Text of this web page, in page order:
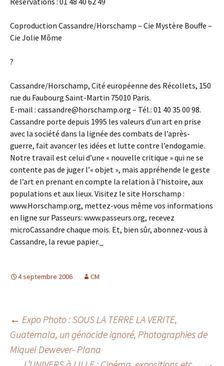
Coproduction Cassandre/Horschamp – Cie Mystère Bouffe –
Cie Jolie Môme
?
Cassandre/Horschamp, Cité européenne des Récollets, 150
rue du Faubourg Saint-Martin 75010 Paris.
E-mail : cassandre@horschamp.org – Tél.: 01 40 35 00 98.
Cassandre porte depuis 1995 les valeurs d’un art en prise
avec la société dans la lignée des combats de l’après-
guerre, fait avancer les idées et lutte contre l’endogamie.
Notre travail est celui d’une « nouvelle critique » qui ne se
contente pas de juger l’« objet », mais appréhende le geste
de l’art en prenant en compte la relation à l’histoire, aux
populations et aux lieux. Visitez le site Horschamp :
www.Horschamp.org, mettez-vous même vos informations
en ligne sur Passeurs: www.passeurs.org, recevez
microCassandre chaque mois. Et, bien sûr, abonnez-vous à
Cassandre, la revue papier._
4 septembre 2006 CM
Navigation
des
← Expo Photo : SOUS LA TERRE LA VERITE,
Guatemala, un génocide ignoré, Photographies de
Miquel Dewever- Plana